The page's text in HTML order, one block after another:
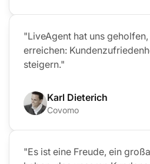
"LiveAgent hat uns
erreichen:
steigern."
Karl Dieterich
Covomo
"Es ist eine Freude, ein